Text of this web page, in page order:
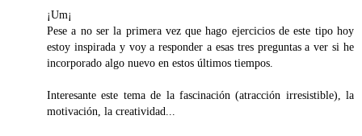
¡Um¡
Pese a no ser la primera vez que hago ejercicios de este tipo hoy
estoy inspirada y voy a responder a esas tres preguntas a ver si he
incorporado algo nuevo en estos últimos tiempos.
Interesante este tema de la fascinación (atracción irresistible), la
motivación, la creatividad...